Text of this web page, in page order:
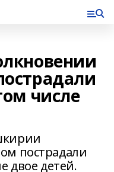
числе
пострадали
двое детей.